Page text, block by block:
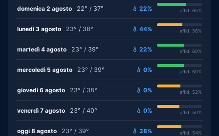
domenica 2 agosto 22° / 37° 💧 22% affid. 65%
lunedì 3 agosto 23° / 38° 💧 44% affid. 56%
martedì 4 agosto 23° / 39° 💧 22% affid. 60%
mercoledì 5 agosto 23° / 39° 💧 0% affid. 60%
giovedì 6 agosto 23° / 38° 💧 0% affid. 52%
venerdì 7 agosto 23° / 40° 💧 0% affid. 50%
oggi 8 agosto 23° / 39° 💧 28% affid. 54%